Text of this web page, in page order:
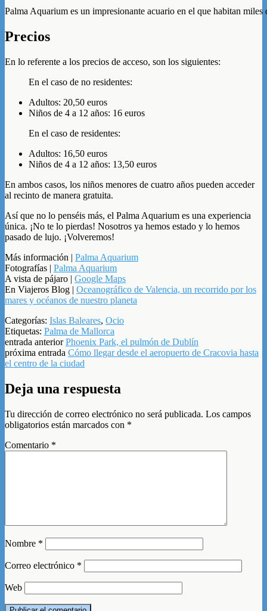
Palma Aquarium es un impresionante acuario en el que habitan miles
Precios
En lo referente a los precios de acceso, son los siguientes:
En el caso de no residentes:
Adultos: 20,50 euros
Niños de 4 a 12 años: 16 euros
En el caso de residentes:
Adultos: 16,50 euros
Niños de 4 a 12 años: 13,50 euros
En ambos casos, los niños menores de cuatro años pueden acceder
al recinto de manera gratuita.
Así que no lo penséis más, el Palma Aquarium es una experiencia
única. ¡No te lo pierdas! Nosotros ya hemos estado y lo hemos
pasado de lujo. ¡Volveremos!
Más información | Palma Aquarium
Fotografías | Palma Aquarium
A vista de pájaro | Google Maps
En Viajeros Blog | Oceanográfico de Valencia, un recorrido por los
mares y océanos de nuestro planeta
Categorías: Islas Baleares, Ocio
Etiquetas: Palma de Mallorca
entrada anteriorPhoenix Park, el pulmón de Dublín
próxima entrada Cómo llegar desde el aeropuerto de Cracovia hasta
el centro de la ciudad
Deja una respuesta
Tu dirección de correo electrónico no será publicada. Los campos
obligatorios están marcados con *
Comentario *
Nombre *
Correo electrónico *
Web